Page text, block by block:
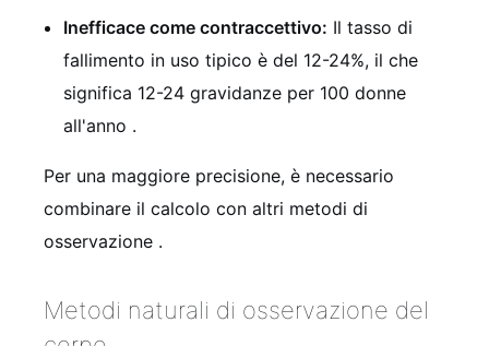
Inefficace come contraccettivo: Il tasso di
fallimento in uso tipico è del 12-24%, il che
significa 12-24 gravidanze per 100 donne
all'anno .
Per una maggiore precisione, è necessario
combinare il calcolo con altri metodi di
osservazione .
Metodi naturali di osservazione del